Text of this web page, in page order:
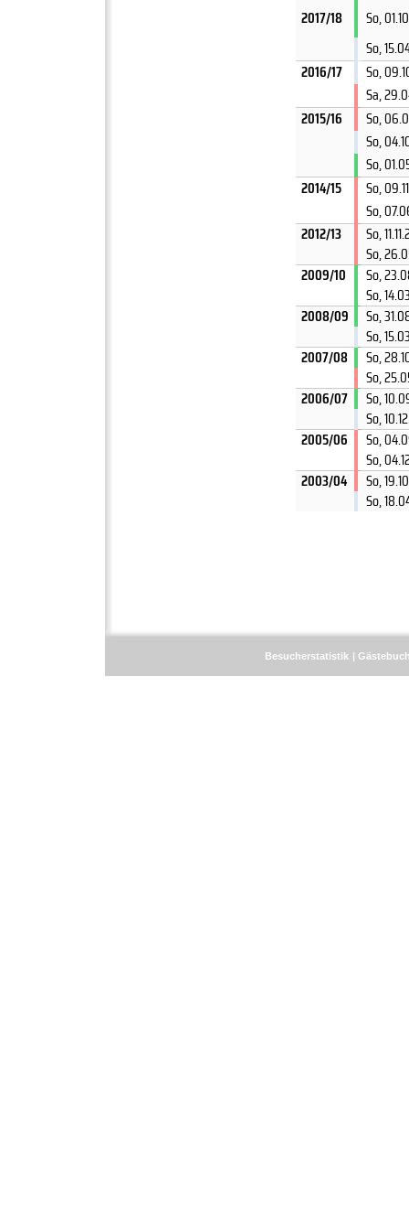
2017/18
So,
So,
2016/17
So,
Sa,
2015/16
So,
So,
So,
2014/15
So,
So,
2012/13
So,
So,
2009/10
So,
So,
2008/09
So,
So,
2007/08
So,
So,
2006/07
So,
So,
2005/06
So,
So,
2003/04
So,
So,
Besucherstatistik